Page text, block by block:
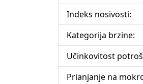
Indeks nosivosti:
Kategorija brzine:
Učinkovitost
Prianjanje na